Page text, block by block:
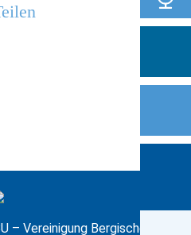
– Vereinigung Bergischer